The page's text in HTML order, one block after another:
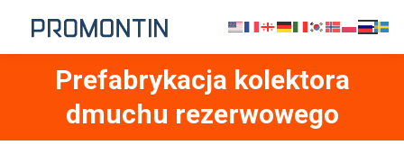
Prefabrykacja kolektora
dmuchu rezerwowego
Jesteś tutaj: